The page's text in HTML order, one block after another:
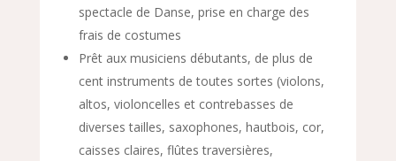
spectacle de Danse, prise en charge des
frais de costumes
Prêt aux musiciens débutants, de plus de
cent instruments de toutes sortes (violons,
altos, violoncelles et contrebasses de
diverses tailles, saxophones, hautbois, cor,
caisses claires, flûtes traversières,